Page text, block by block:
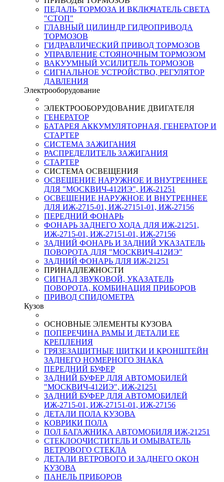
ПЕДАЛЬ ТОРМОЗА И ВКЛЮЧАТЕЛЬ СВЕТА
"СТОП"
ГЛАВНЫЙ ЦИЛИНДР ГИДРОПРИВОДА
ТОРМОЗОВ
ГИДРАВЛИЧЕСКИЙ ПРИВОД ТОРМОЗОВ
УПРАВЛЕНИЕ СТОЯНОЧНЫМ ТОРМОЗОМ
ВАКУУМНЫЙ УСИЛИТЕЛЬ ТОРМОЗОВ
СИГНАЛЬНОЕ УСТРОЙСТВО, РЕГУЛЯТОР
ДАВЛЕНИЯ
Электрооборудование
ЭЛЕКТРООБОРУДОВАНИЕ ДВИГАТЕЛЯ
ГЕНЕРАТОР
БАТАРЕЯ АККУМУЛЯТОРНАЯ, ГЕНЕРАТОР И
СТАРТЕР
СИСТЕМА ЗАЖИГАНИЯ
РАСПРЕДЕЛИТЕЛЬ ЗАЖИГАНИЯ
СТАРТЕР
СИСТЕМА ОСВЕЩЕНИЯ
ОСВЕЩЕНИЕ НАРУЖНОЕ И ВНУТРЕННЕЕ
ДЛЯ "МОСКВИЧ-412ИЭ", ИЖ-21251
ОСВЕЩЕНИЕ НАРУЖНОЕ И ВНУТРЕННЕЕ
ДЛЯ ИЖ-2715-01, ИЖ-27151-01, ИЖ-27156
ПЕРЕДНИЙ ФОНАРЬ
ФОНАРЬ ЗАДНЕГО ХОДА ДЛЯ ИЖ-21251,
ИЖ-2715-01, ИЖ-27151-01, ИЖ-27156
ЗАДНИЙ ФОНАРЬ И ЗАДНИЙ УКАЗАТЕЛЬ
ПОВОРОТА ДЛЯ "МОСКВИЧ-412ИЭ"
ЗАДНИЙ ФОНАРЬ ДЛЯ ИЖ-21251
ПРИНАДЛЕЖНОСТИ
СИГНАЛ ЗВУКОВОЙ, УКАЗАТЕЛЬ
ПОВОРОТА, КОМБИНАЦИЯ ПРИБОРОВ
ПРИВОД СПИДОМЕТРА
Кузов
ОСНОВНЫЕ ЭЛЕМЕНТЫ КУЗОВА
ПОПЕРЕЧИНА РАМЫ И ДЕТАЛИ ЕЕ
КРЕПЛЕНИЯ
ГРЯЗЕЗАЩИТНЫЕ ЩИТКИ И КРОНШТЕЙН
ЗАДНЕГО НОМЕРНОГО ЗНАКА
ПЕРЕДНИЙ БУФЕР
ЗАДНИЙ БУФЕР ДЛЯ АВТОМОБИЛЕЙ
"МОСКВИЧ-412ИЭ", ИЖ-21251
ЗАДНИЙ БУФЕР ДЛЯ АВТОМОБИЛЕЙ
ИЖ-2715-01, ИЖ-27151-01, ИЖ-27156
ДЕТАЛИ ПОЛА КУЗОВА
КОВРИКИ ПОЛА
ПОЛ БАГАЖНИКА АВТОМОБИЛЯ ИЖ-21251
СТЕКЛООЧИСТИТЕЛЬ И ОМЫВАТЕЛЬ
ВЕТРОВОГО СТЕКЛА
ДЕТАЛИ ВЕТРОВОГО И ЗАДНЕГО ОКОН
КУЗОВА
ПАНЕЛЬ ПРИБОРОВ